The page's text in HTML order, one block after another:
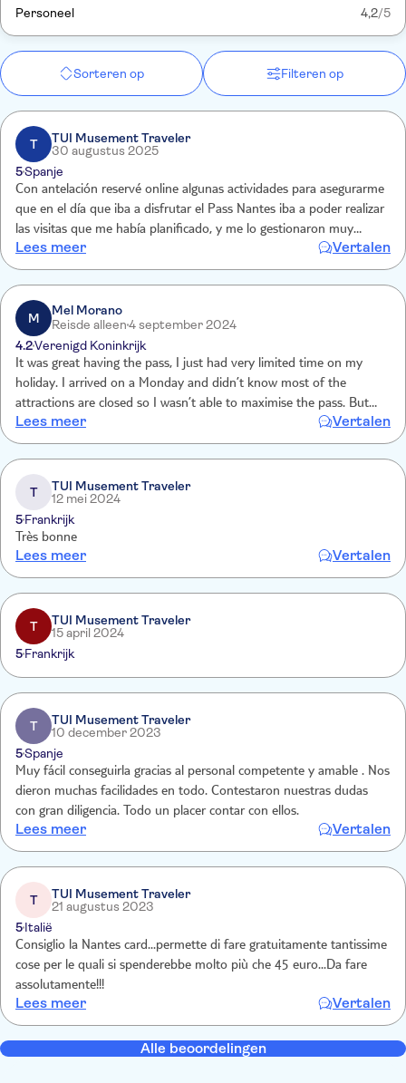
Personeel 4,2/5
Sorteren op Filteren op
T
TUI Musement Traveler
30 augustus 2025
5Spanje
Con antelación reservé online algunas actividades para asegurarme
que en el día que iba a disfrutar el Pass Nantes iba a poder realizar
las visitas que me había planificado, y me lo gestionaron muy
bien.Pass Nantes para un día es muy útil, pero alguna actividad
podrían extender un poco su horario
Lees meer Vertalen
M
Mel Morano
Reisde alleen4 september 2024
4.2Verenigd Koninkrijk
It was great having the pass, I just had very limited time on my
holiday. I arrived on a Monday and didn’t know most of the
attractions are closed so I wasn’t able to maximise the pass. But
otherwise it is indeed a great value for money and so easy to use.
Lees meer Vertalen
T
TUI Musement Traveler
12 mei 2024
5Frankrijk
Très bonne
Lees meer Vertalen
T
TUI Musement Traveler
15 april 2024
5Frankrijk
T
TUI Musement Traveler
10 december 2023
5Spanje
Muy fácil conseguirla gracias al personal competente y amable . Nos
dieron muchas facilidades en todo. Contestaron nuestras dudas
con gran diligencia. Todo un placer contar con ellos.
Lees meer Vertalen
T
TUI Musement Traveler
21 augustus 2023
5Italië
Consiglio la Nantes card...permette di fare gratuitamente tantissime
cose per le quali si spenderebbe molto più che 45 euro...Da fare
assolutamente!!!
Lees meer Vertalen
Alle beoordelingen